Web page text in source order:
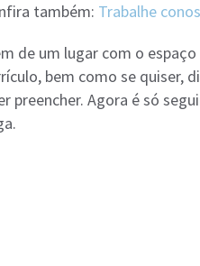
também: Trabalhe
de um lugar com o
bem como se quiser,
preencher. Agora é só